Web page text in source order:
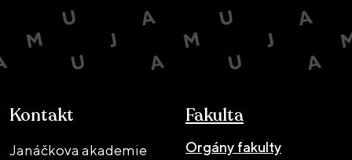
Kontakt
Janáčkova akademie
Fakulta
Orgány fakulty